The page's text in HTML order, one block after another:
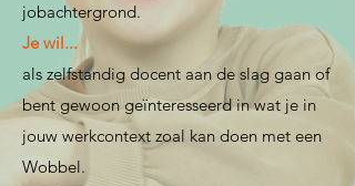
jobachtergrond.
Je wil...
als zelfstandig docent aan de slag gaan of
bent gewoon geïnteresseerd in wat je in
jouw werkcontext zoal kan doen met een
Wobbel.